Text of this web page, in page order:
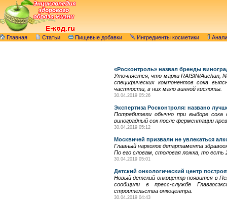
Главная Статьи Пищевые добавки Ингредиенты косметики
«Росконтроль» назвал бренды
Уточняется, что марки RAISIN/Auchan,
специфических компонентов сока
частности, в них мало винной кислоты.
30.04.2019 05:26
Экспертиза Росконтроля: названо
Потребители обычно при выборе
виноградный сок после ферментации
30.04.2019 05:12
Москвичей призвали не увлекаться
Главный нарколог департамента
По его словам, столовая ложка, то есть
30.04.2019 05:01
Детский онкологический центр
Новый детский онкоцентр появится в
сообщили в пресс-службе
строительства онкоцентра.
30.04.2019 04:43